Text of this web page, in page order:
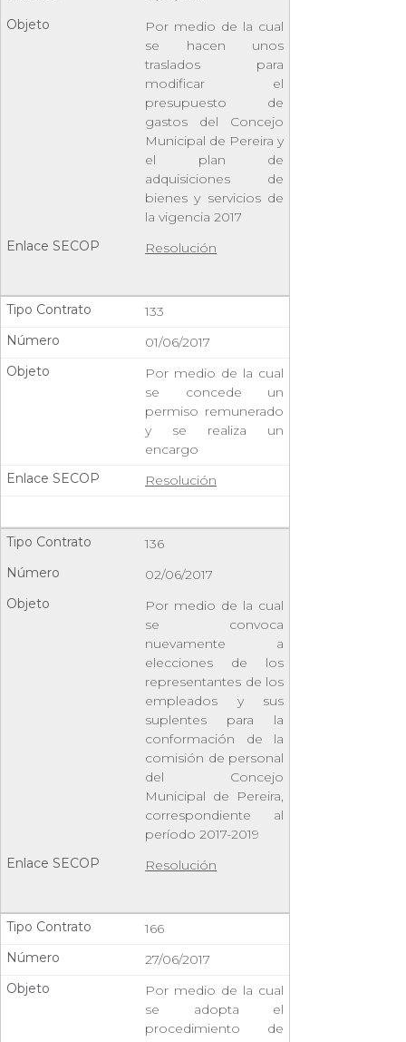
Por medio de la cual
se hacen unos
traslados para
modificar el
presupuesto de
gastos del Concejo
Municipal de Pereira y
el plan de
adquisiciones de
bienes y servicios de
la vigencia 2017
Resolución
133
01/06/2017
Por medio de la cual
se concede un
permiso remunerado
y se realiza un
encargo
Resolución
136
02/06/2017
Por medio de la cual
se convoca
nuevamente a
elecciones de los
representantes de los
empleados y sus
suplentes para la
conformación de la
comisión de personal
del Concejo
Municipal de Pereira,
correspondiente al
período 2017-2019
Resolución
166
27/06/2017
Por medio de la cual
se adopta el
procedimiento de